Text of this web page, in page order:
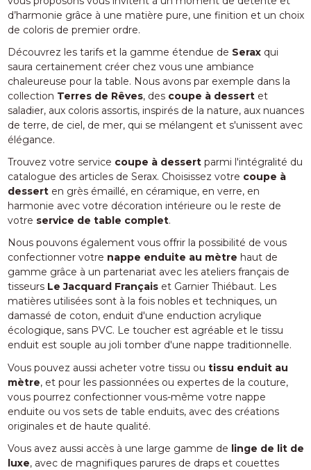
d’harmonie grâce à une matière pure, une finition et un choix
de coloris de premier ordre.
Découvrez les tarifs et la gamme étendue de Seraxqui
saura certainement créer chez vous une ambiance
chaleureuse pour la table. Nous avons par exemple dans la
collection Terres de Rêves, descoupe à dessert et
saladier, aux coloris assortis, inspirés de la nature, aux nuances
de terre, de ciel, de mer, qui se mélangent et s'unissent avec
élégance.
Trouvez votre service coupe à dessert parmi l'intégralité du
catalogue des articles de Serax. Choisissez votre coupe à
desserten grès émaillé, en céramique, en verre, en
harmonie avec votre décoration intérieure ou le reste de
votre service de table complet.
Nous pouvons également vous offrir la possibilité de vous
confectionner votre nappe enduite au mètre haut de
gamme grâce à un partenariat avec les ateliers français de
tisseurs Le Jacquard Françaiset Garnier Thiébaut. Les
matières utilisées sont à la fois nobles et techniques, un
damassé de coton, enduit d'une enduction acrylique
écologique, sans PVC. Le toucher est agréable et le tissu
enduit est souple au joli tomber d'une nappe traditionnelle.
Vous pouvez aussi acheter votre tissu ou tissu enduit au
mètre, et pour les passionnées ou expertes de la couture,
vous pourrez confectionner vous-même votre nappe
enduite ou vos sets de table enduits, avec des créations
originales et de haute qualité.
Vous avez aussi accès à une large gamme de linge de lit de
luxe, avec de magnifiques parures de draps et couettes